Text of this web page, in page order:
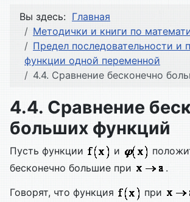
Вы здесь: Главная
Методички и книги по
Предел последовательности и
функции одной переменной
4.4. Сравнение бесконечно
4.4. Сравнение
больших функций
Пусть функции и
бесконечно большие при
.
Говорят, что функция при